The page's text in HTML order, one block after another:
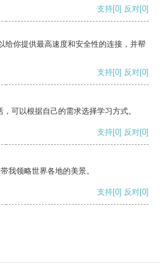
支持[0] 反对[0]
给你提供最高速度和安全性的连接，并帮
支持[0] 反对[0]
可以根据自己的需求选择学习方式。
支持[0] 反对[0]
我领略世界各地的美景。
支持[0] 反对[0]